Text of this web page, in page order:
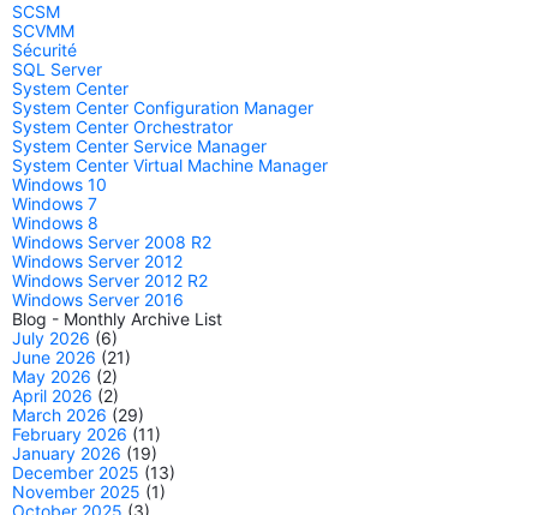
SCSM
SCVMM
Sécurité
SQL Server
System Center
System Center Configuration Manager
System Center Orchestrator
System Center Service Manager
System Center Virtual Machine Manager
Windows 10
Windows 7
Windows 8
Windows Server 2008 R2
Windows Server 2012
Windows Server 2012 R2
Windows Server 2016
Blog - Monthly Archive List
July 2026 (6)
June 2026 (21)
May 2026 (2)
April 2026 (2)
March 2026 (29)
February 2026 (11)
January 2026 (19)
December 2025 (13)
November 2025 (1)